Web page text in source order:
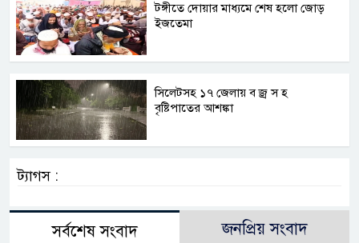
টঙ্গীতে দোয়ার মাধ্যমে শেষ হলো জোড়
ইজতেমা
সিলেটসহ ১৭ জেলায় ব জ্র স হ
বৃষ্টিপাতের আশঙ্কা
ট্যাগস :
সর্বশেষ সংবাদ জনপ্রিয় সংবাদ